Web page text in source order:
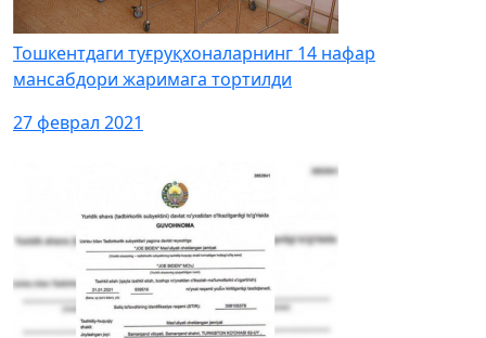
Тошкентдаги туғруқхоналарнинг 14 нафар
мансабдори жаримага тортилди
27 феврал 2021